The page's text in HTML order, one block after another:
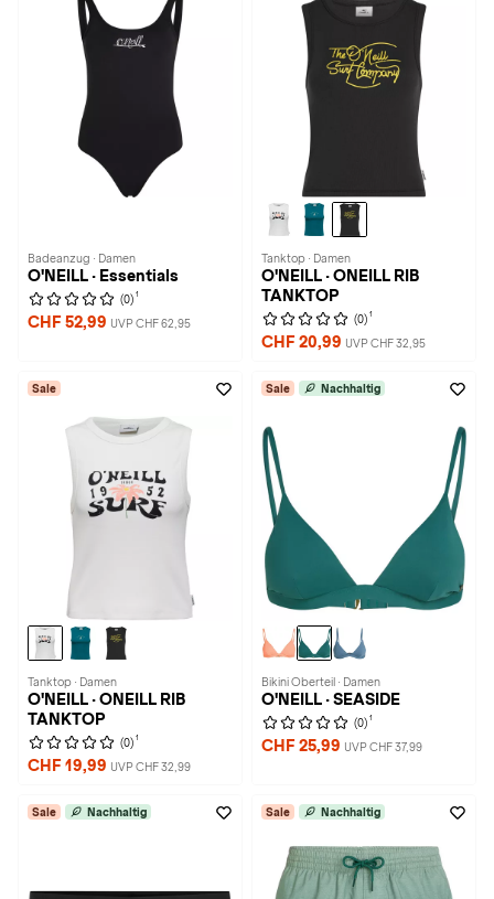
Badeanzug · Damen
O'NEILL · Essentials
(0) 1
CHF 52,99 UVP CHF 62,95
Tanktop · Damen
O'NEILL · ONEILL RIB
TANKTOP
(0) 1
CHF 20,99 UVP CHF 32,95
Sale
Tanktop · Damen
O'NEILL · ONEILL RIB
TANKTOP
(0) 1
CHF 19,99 UVP CHF 32,99
Sale Nachhaltig
Bikini Oberteil · Damen
O'NEILL · SEASIDE
(0) 1
CHF 25,99 UVP CHF 37,99
Sale Nachhaltig Sale Nachhaltig